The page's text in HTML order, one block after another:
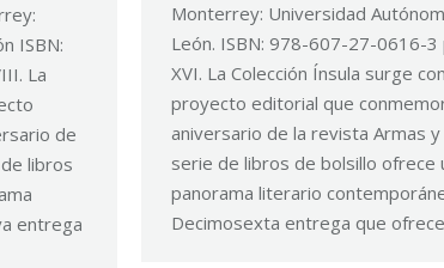
ISBN:
La
de
libros
entrega
Monterrey: Universidad
León. ISBN: 978-607-27-0616-3
XVI. La Colección Ínsula surge
proyecto editorial que
aniversario de la revista Armas
serie de libros de bolsillo ofrece
panorama literario
Decimosexta entrega que